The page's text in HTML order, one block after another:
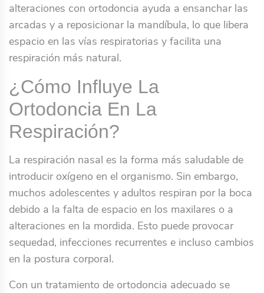
alteraciones con ortodoncia ayuda a ensanchar las
arcadas y a reposicionar la mandíbula, lo que libera
espacio en las vías respiratorias y facilita una
respiración más natural.
¿Cómo Influye La
Ortodoncia En La
Respiración?
La respiración nasal es la forma más saludable de
introducir oxígeno en el organismo. Sin embargo,
muchos adolescentes y adultos respiran por la boca
debido a la falta de espacio en los maxilares o a
alteraciones en la mordida. Esto puede provocar
sequedad, infecciones recurrentes e incluso cambios
en la postura corporal.
Con un tratamiento de ortodoncia adecuado se